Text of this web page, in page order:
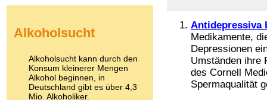
Antidepressiva
Medikamente,
Depressionen
Umständen ihre
des Cornell
Spermaqualität
Kokain
LSD
Marihuana
Medikamente
Meskalin
Alkoholsucht
Alkoholsucht kann durch den
Konsum kleinerer Mengen
Alkohol beginnen, in
Deutschland gibt es über 4,3
Mio. Alkoholiker.